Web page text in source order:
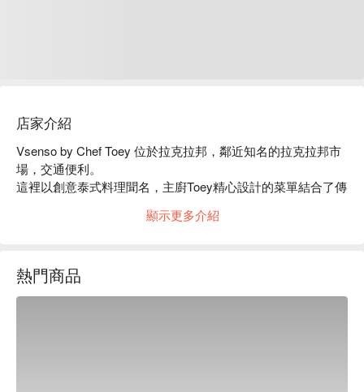
店家介紹
Vsenso by Chef Toey 位於拉克拉邦，鄰近知名的拉克拉邦市
場，交通便利。
這裡以創意泰式料理聞名，主廚Toey精心設計的菜單結合了傳
網路評價高達4.8顆星，顧客讚譽其新鮮食材和獨特口味，特
是理想選擇。
用 FunNow 預訂立即享優惠！
顯示更多介紹
熱門商品